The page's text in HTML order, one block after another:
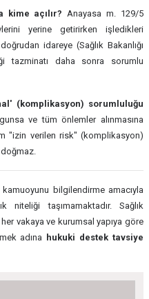
kime açılır? Anayasa m. 129/5
yerine getirirken işledikleri
idareye (Sağlık Bakanlığı
tazminatı daha sonra sorumlu
(komplikasyon) sorumluluğu
ve tüm önlemler alınmasına
"izin verilen risk" (komplikasyon)
doğmaz.
bilgilendirme amacıyla
niteliği taşımamaktadır. Sağlık
vakaya ve kurumsal yapıya göre
adına hukuki destek tavsiye